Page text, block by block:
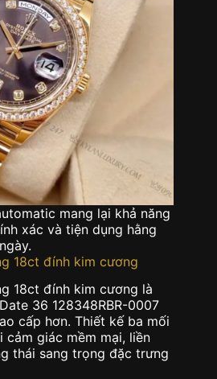
mang lại khả năng
xác và tiện dụng hằng
ngày.
18ct đính kim cương
18ct đính kim cương là
36 128348RBR-0007
cấp hơn. Thiết kế ba mối
cảm giác mềm mại, liền
thái sang trọng đặc trưng